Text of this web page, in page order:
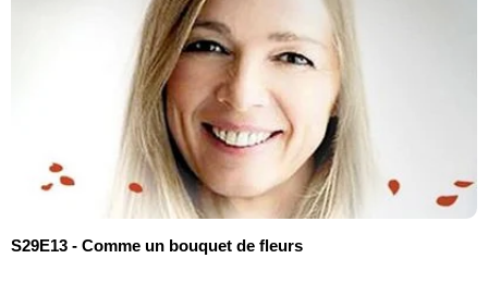
S29E13 - Comme un bouquet de fleurs